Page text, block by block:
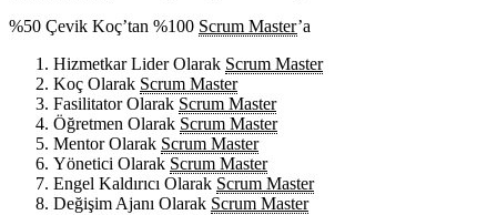
%50 Çevik Koç’tan %100 Scrum Master’a
Hizmetkar Lider Olarak Scrum Master
Koç Olarak Scrum Master
Fasilitator Olarak Scrum Master
Öğretmen Olarak Scrum Master
Mentor Olarak Scrum Master
Yönetici Olarak Scrum Master
Engel Kaldırıcı Olarak Scrum Master
Değişim Ajanı Olarak Scrum Master